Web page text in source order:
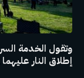
وتقول الخدمة
إطلاق النار